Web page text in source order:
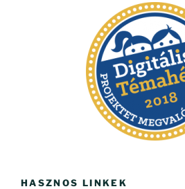
HASZNOS LINKEK